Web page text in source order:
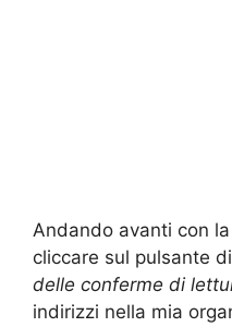
Andando avanti con
cliccare sul pulsante
delle conferme di
indirizzi nella mia